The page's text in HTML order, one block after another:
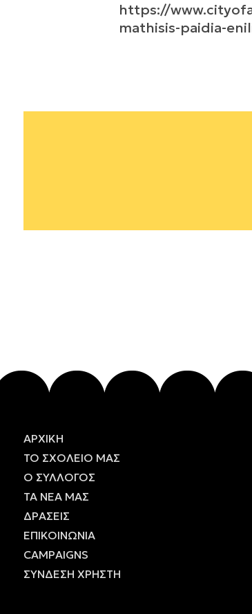
https://
mathisis-paidia-
ΤΟ ΣΧΟΛΕΙΟ ΜΑΣ
Ο ΣΥΛΛΟΓΟΣ
ΑΡΧΙΚΗ
ΤΑ ΝΕΑ ΜΑΣ
ΔΡΑΣΕΙΣ
ΕΠΙΚΟΙΝΩΝΙΑ
CAMPAIGNS
ΣΥΝΔΕΣΗ ΧΡΗΣΤΗ